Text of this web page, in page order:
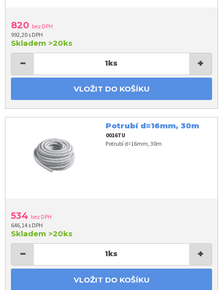
820 bez DPH
992,20 s DPH
Skladem >20ks
− 1ks +
VLOŽIT DO KOŠÍKU
Potrubí d=16mm, 30m
0016TU
Potrubí d=16mm, 30m
534 bez DPH
646,14 s DPH
Skladem >20ks
− 1ks +
VLOŽIT DO KOŠÍKU